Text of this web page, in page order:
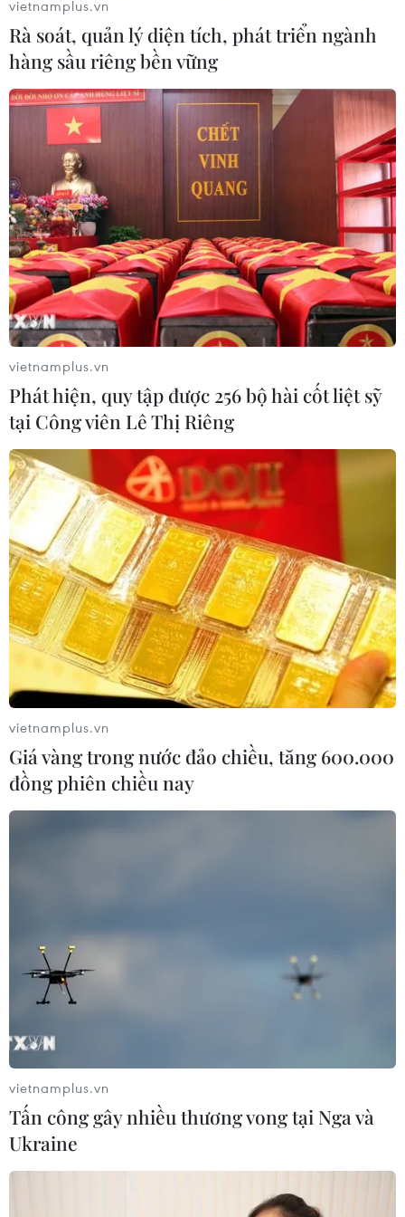
Đại sứ quán Australia tại Tây Ban
Nha bị dọa đánh bom
17/04/2019 02:27
Cảnh sát Tây Ban Nha đã buộc phải sơ tán tòa nhà cao
tầng ở thủ đô Madrid, sau khi Đại sứ quán Australia đặt
tại tòa nhà này nhận được thông tin đe dọa đánh bom.
vietnamplus.vn
Rà soát, quản lý diện tích, phát triển ngành
hàng sầu riêng bền vững
vietnamplus.vn
Phát hiện, quy tập được 256 bộ hài cốt liệt sỹ
tại Công viên Lê Thị Riêng
vietnamplus.vn
Giá vàng trong nước đảo chiều, tăng 600.000
đồng phiên chiều nay
vietnamplus.vn
Tấn công gây nhiều thương vong tại Nga và
Ukraine